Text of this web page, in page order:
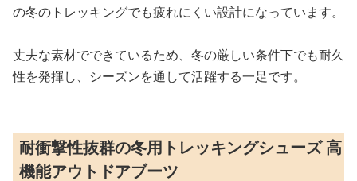
の冬のトレッキングでも疲れにくい設計になっています。
丈夫な素材でできているため、冬の厳しい条件下でも耐久
性を発揮し、シーズンを通して活躍する一足です。
耐衝撃性抜群の冬用トレッキングシューズ 高
機能アウトドアブーツ